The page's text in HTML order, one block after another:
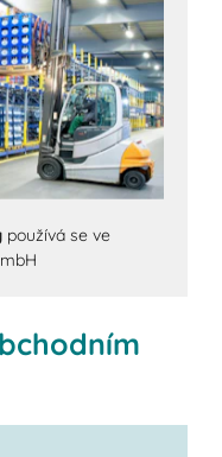
používá se ve